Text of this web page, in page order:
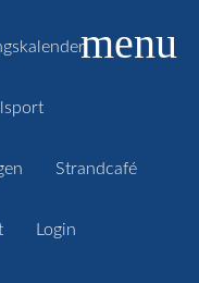
Strandcafé
Login
menu